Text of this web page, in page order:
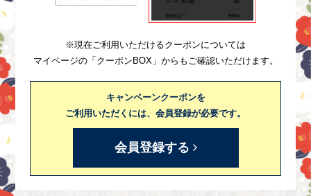
※現在ご利用いただけるクーポンについては
マイページの「クーポンBOX」からもご確認いただけます。
キャンペーンクーポンを
ご利用いただくには、会員登録が必要です。
会員登録する